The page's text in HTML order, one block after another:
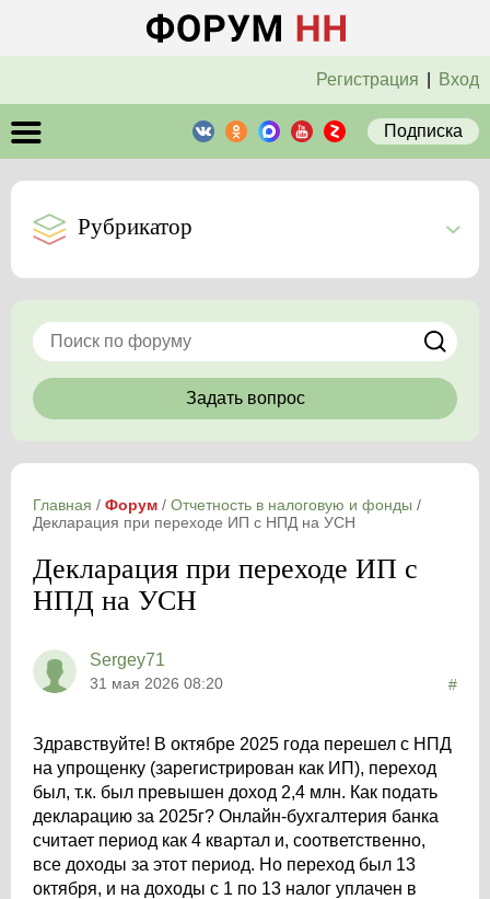
Регистрация Вход
Подписка
Рубрикатор
Задать вопрос
Главная / Форум / Отчетность в налоговую и фонды /
Декларация при переходе ИП с НПД на УСН
Декларация при переходе ИП с
НПД на УСН
Sergey71
31 мая 2026 08:20 #
Здравствуйте! В октябре 2025 года перешел с НПД
на упрощенку (зарегистрирован как ИП), переход
был, т.к. был превышен доход 2,4 млн. Как подать
декларацию за 2025г? Онлайн-бухгалтерия банка
считает период как 4 квартал и, соответственно,
все доходы за этот период. Но переход был 13
октября, и на доходы с 1 по 13 налог уплачен в